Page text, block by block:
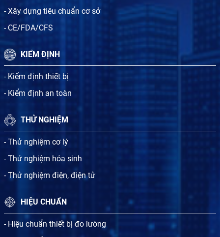
- Xây dựng tiêu chuẩn cơ sở
- CE/FDA/CFS
KIỂM ĐỊNH
- Kiểm định thiết bị
- Kiểm định an toàn
THỬ NGHIỆM
- Thử nghiệm cơ lý
- Thử nghiệm hóa sinh
- Thử nghiệm điện, điện tử
HIỆU CHUẨN
- Hiệu chuẩn thiết bị đo lường